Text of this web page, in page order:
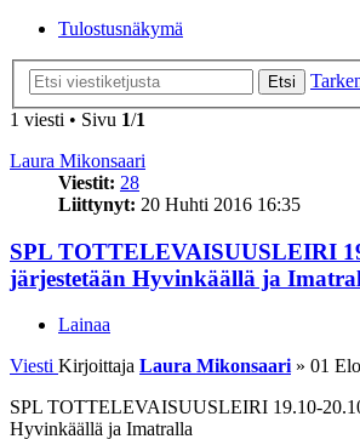
Tulostusnäkymä
Etsi
1 viesti • Sivu 1/1
Laura Mikonsaari
Viestit: 28
Liittynyt: 20 Huhti 2016 16:35
SPL TOTTELEVAISUUSLEIRI
järjestetään Hyvinkäällä ja
Lainaa
Viesti Kirjoittaja Laura Mikonsaari » 01
SPL TOTTELEVAISUUSLEIRI 19.10-
Hyvinkäällä ja Imatralla